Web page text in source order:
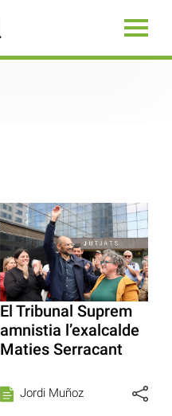
El Tribunal Suprem
amnistia l’exalcalde
Maties Serracant
Jordi Muñoz